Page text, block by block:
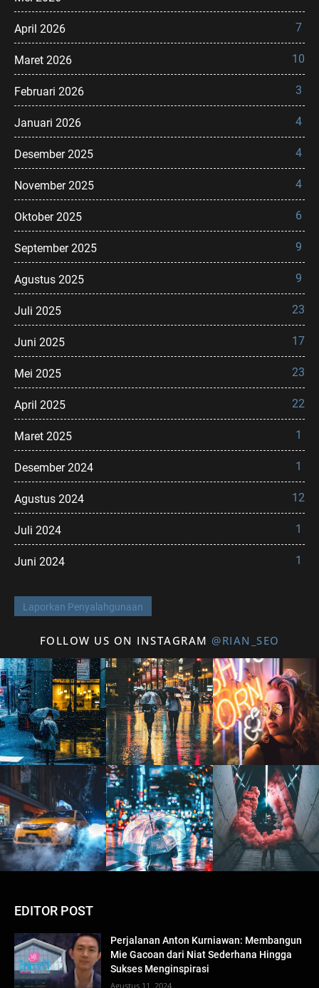
April 2026 7
Maret 2026 10
Februari 2026 3
Januari 2026 4
Desember 2025 4
November 2025 4
Oktober 2025 6
September 2025 9
Agustus 2025 9
Juli 2025 23
Juni 2025 17
Mei 2025 23
April 2025 22
Maret 2025 1
Desember 2024 1
Agustus 2024 12
Juli 2024 1
Juni 2024 1
Laporkan Penyalahgunaan
FOLLOW US ON INSTAGRAM @RIAN_SEO
EDITOR POST
Perjalanan Anton Kurniawan: Membangun
Mie Gacoan dari Niat Sederhana Hingga
Sukses Menginspirasi
Agustus 11, 2024